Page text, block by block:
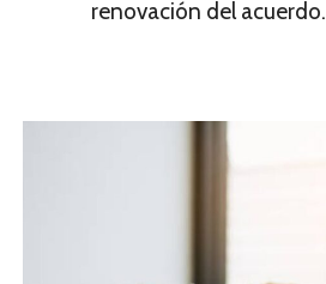
renovación del acuerdo.